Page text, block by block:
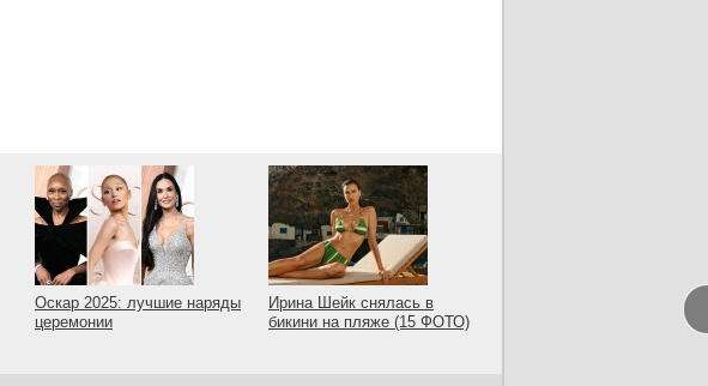
Оскар 2025: лучшие наряды
церемонии
Ирина Шейк снялась в
бикини на пляже (15 ФОТО)